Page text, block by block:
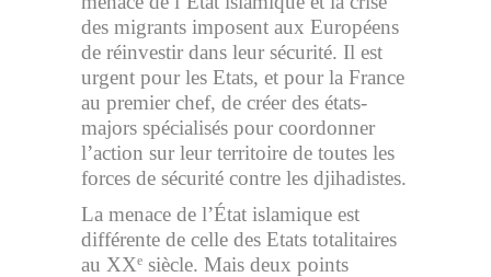
des migrants imposent aux Européens
de réinvestir dans leur sécurité. Il est
urgent pour les Etats, et pour la France
au premier chef, de créer des états-
majors spécialisés pour coordonner
l’action sur leur territoire de toutes les
forces de sécurité contre les djihadistes.
La menace de l’État islamique est
différente de celle des Etats totalitaires
au XXe siècle. Mais deux points